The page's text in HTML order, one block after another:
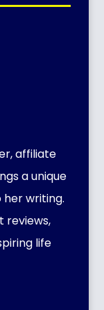
affiliate
a unique
writing.
reviews,
life